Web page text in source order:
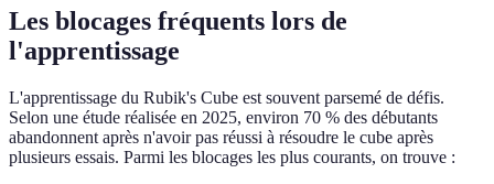
Les blocages fréquents lors de
l'apprentissage
L'apprentissage du Rubik's Cube est souvent parsemé de défis.
Selon une étude réalisée en 2025, environ 70 % des débutants
abandonnent après n'avoir pas réussi à résoudre le cube après
plusieurs essais. Parmi les blocages les plus courants, on trouve :